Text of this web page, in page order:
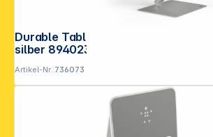
Durable Tablethalterung TABLET STAND RISE,
silber 894023
Artikel-Nr.:736073